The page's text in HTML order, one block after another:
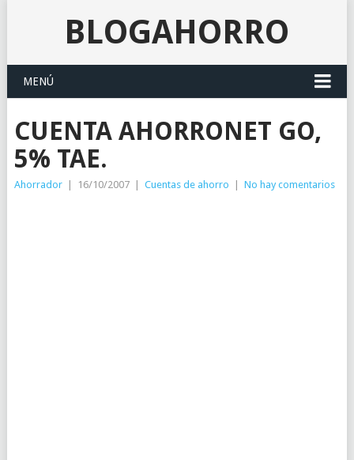
BLOGAHORRO
MENÚ
CUENTA AHORRONET GO,
5% TAE.
Ahorrador 16/10/2007 Cuentas de ahorro No hay comentarios